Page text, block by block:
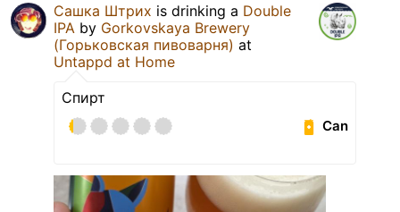
Сашка Штрих is drinking a Double
IPA by Gorkovskaya Brewery
(Горьковская пивоварня) at
Untappd at Home
Спирт
Can